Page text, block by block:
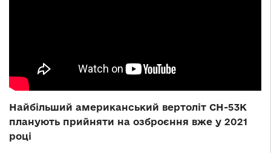
Найбільший американський вертоліт CH-53K
планують прийняти на озброєння вже у 2021
році